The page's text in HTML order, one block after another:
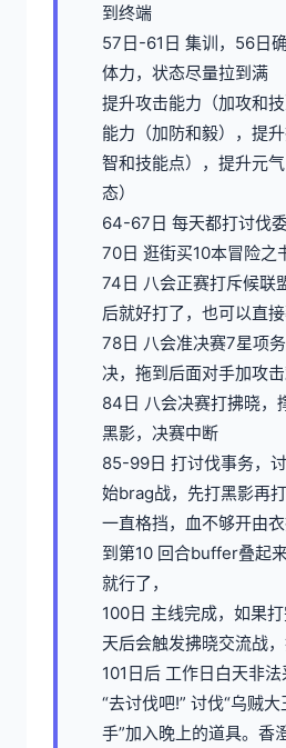
到终端
57日-61日 集训，56日
体力，状态尽量拉到满
提升攻击能力（加攻和
能力（加防和毅），提
智和技能点），提升元
态）
64-67日 每天都打讨伐
70日 逛街买10本冒险之
74日 八会正赛打斥候联
后就好打了，也可以直
78日 八会准决赛7星项
决，拖到后面对手加攻
84日 八会决赛打拂晓，
黑影，决赛中断
85-99日 打讨伐事务，
始brag战，先打黑影再
一直格挡，血不够开由衣
到第10 回合buffer叠起
就行了，
100日 主线完成，如果
天后会触发拂晓交流战
101日后 工作日白天非
“去讨伐吧!” 讨伐“乌贼大
手”加入晚上的道具。香